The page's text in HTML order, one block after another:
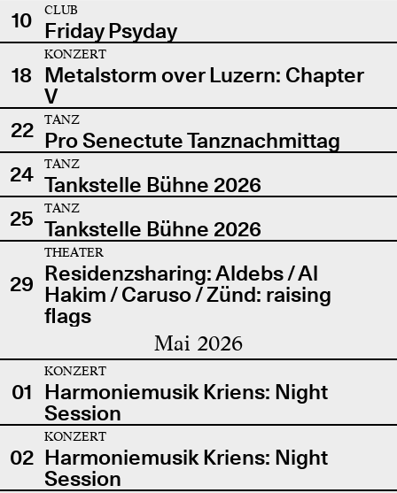
10
CLUB
Friday Psyday
18
KONZERT
Metalstorm over Luzern: Chapter
V
22
TANZ
Pro Senectute Tanznachmittag
24
TANZ
Tankstelle Bühne 2026
25
TANZ
Tankstelle Bühne 2026
29
THEATER
Residenzsharing: Aldebs / Al
Hakim / Caruso / Zünd: raising
flags
Mai 2026
01
KONZERT
Harmoniemusik Kriens: Night
Session
02
KONZERT
Harmoniemusik Kriens: Night
Session